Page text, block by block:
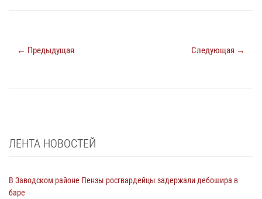
← Предыдущая Следующая →
ЛЕНТА НОВОСТЕЙ
В Заводском районе Пензы росгвардейцы задержали дебошира в
баре